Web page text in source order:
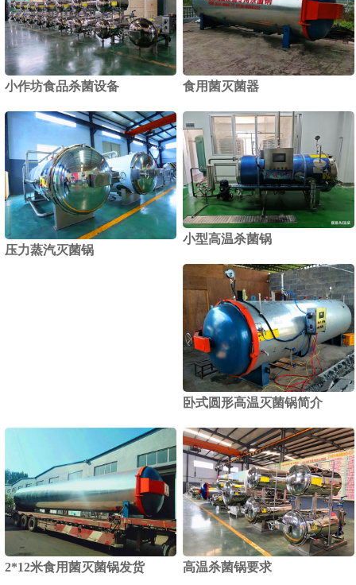
小作坊食品杀菌设备 食用菌灭菌器
压力蒸汽灭菌锅
小型高温杀菌锅
卧式圆形高温灭菌锅简介
2*12米食用菌灭菌锅发货 高温杀菌锅要求